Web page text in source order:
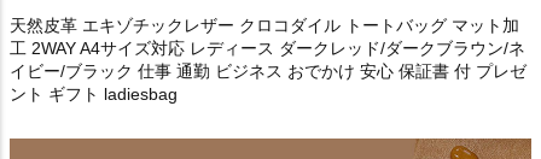
天然皮革 エキゾチックレザー クロコダイル トートバッグ マット加
工 2WAY A4サイズ対応 レディース ダークレッド/ダークブラウン/ネ
イビー/ブラック 仕事 通勤 ビジネス おでかけ 安心 保証書 付 プレゼ
ント ギフト ladiesbag